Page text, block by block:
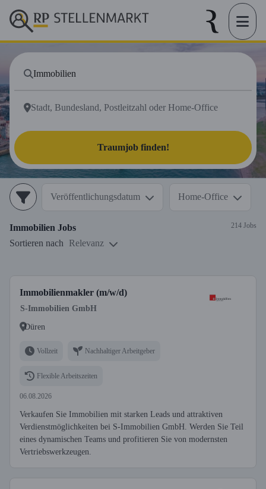
Traumjob finden!
Veröffentlichungsdatum Home-Office
Immobilien Jobs 214 Jobs
Sortieren nach Relevanz
Immobilienmakler (m/w/d)
S-Immobilien GmbH
Düren
Vollzeit Nachhaltiger Arbeitgeber
Flexible Arbeitszeiten
06.08.2026
Verkaufen Sie Immobilien mit starken Leads und attraktiven
Verdienstmöglichkeiten bei S-Immobilien GmbH. Werden Sie Teil
eines dynamischen Teams und profitieren Sie von modernsten
Vertriebswerkzeugen.